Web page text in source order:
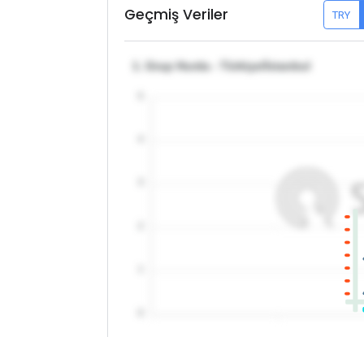
Geçmiş Veriler TRY
1. Grup Hurda - Türkiye/İstanbul